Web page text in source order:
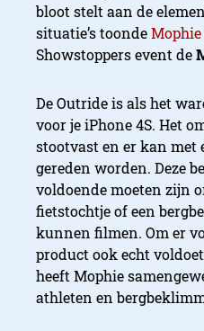
bloot stelt aan de
situatie’s toondeMophie
Showstoppers event de
De Outride is als het
voor je iPhone 4S. Het
stootvast en er kan met
gereden worden. Deze
voldoende moeten zijn
fietstochtje of een
kunnen filmen. Om er
product ook echt
heeft Mophie
athleten en